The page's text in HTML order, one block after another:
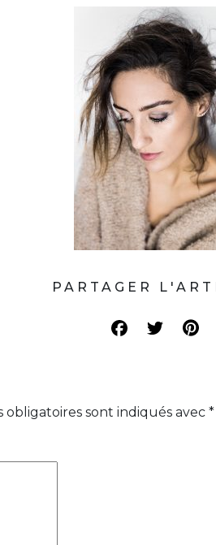
PARTAGER
obligatoires sont indiqués avec *